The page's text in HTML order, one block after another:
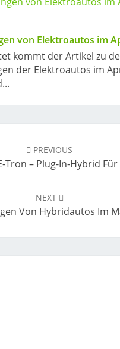
von Elektroautos im
kommt der Artikel zu
der Elektroautos im
PREVIOUS
Tron – Plug-In-Hybrid Für
NEXT
Von Hybridautos Im